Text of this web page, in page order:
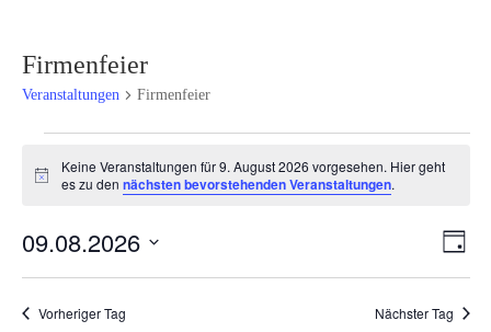
Firmenfeier
Veranstaltungen Firmenfeier
für
August
2026
Hinweis
Keine Veranstaltungen für 9. August 2026 vorgesehen. Hier geht
es zu den nächsten bevorstehenden Veranstaltungen.
Tag
09.08.2026
Vorheriger Tag Nächster Tag